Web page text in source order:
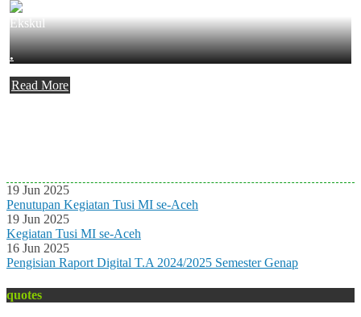
Ekskul
.
Read More
19 Jun 2025
Penutupan Kegiatan Tusi MI se-Aceh
19 Jun 2025
Kegiatan Tusi MI se-Aceh
16 Jun 2025
Pengisian Raport Digital T.A 2024/2025 Semester Genap
quotes